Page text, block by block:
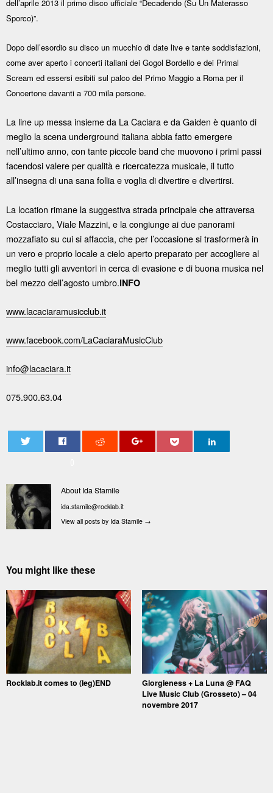
dell’aprile 2013 il primo disco ufficiale “Decadendo (Su Un Materasso
Sporco)”.
Dopo dell’esordio su disco un mucchio di date live e tante soddisfazioni,
come aver aperto i concerti italiani dei Gogol Bordello e dei Primal
Scream ed essersi esibiti sul palco del Primo Maggio a Roma per il
Concertone davanti a 700 mila persone.
La line up messa insieme da La Caciara e da Gaiden è quanto di
meglio la scena underground italiana abbia fatto emergere
nell’ultimo anno, con tante piccole band che muovono i primi passi
facendosi valere per qualità e ricercatezza musicale, il tutto
all’insegna di una sana follia e voglia di divertire e divertirsi.
La location rimane la suggestiva strada principale che attraversa
Costacciaro, Viale Mazzini, e la congiunge ai due panorami
mozzafiato su cui si affaccia, che per l’occasione si trasformerà in
un vero e proprio locale a cielo aperto preparato per accogliere al
meglio tutti gli avventori in cerca di evasione e di buona musica nel
bel mezzo dell’agosto umbro.INFO
www.lacaciaramusicclub.it
www.facebook.com/LaCaciaraMusicClub
info@lacaciara.it
075.900.63.04
About Ida Stamile
ida.stamile@rocklab.it
View all posts by Ida Stamile →
You might like these
Rocklab.it comes to (leg)END
Giorgieness + La Luna @ FAQ
Live Music Club (Grosseto) – 04
novembre 2017